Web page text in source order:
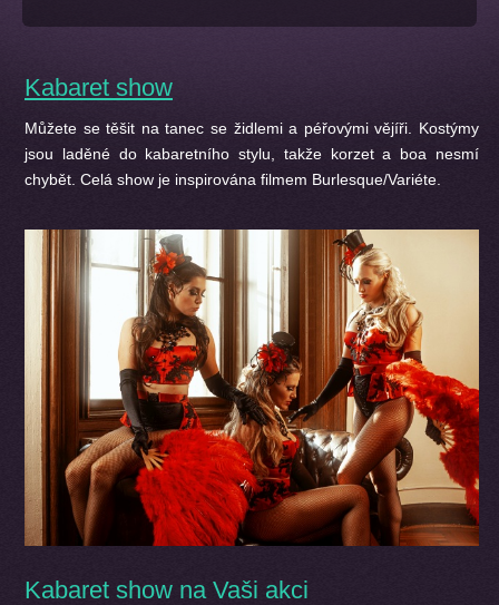
Kabaret show
Můžete se těšit na tanec se židlemi a péřovými vějíři. Kostýmy
jsou laděné do kabaretního stylu, takže korzet a boa nesmí
chybět. Celá show je inspirována filmem Burlesque/Variéte.
Kabaret show na Vaši akci